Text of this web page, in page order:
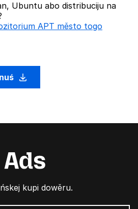
Ubuntu abo distribuciju na
APT město togo
kupi dowěru.